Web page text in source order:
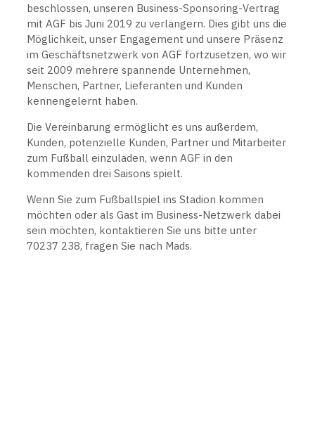
beschlossen, unseren Business-Sponsoring-Vertrag
mit AGF bis Juni 2019 zu verlängern. Dies gibt uns die
Möglichkeit, unser Engagement und unsere Präsenz
im Geschäftsnetzwerk von AGF fortzusetzen, wo wir
seit 2009 mehrere spannende Unternehmen,
Menschen, Partner, Lieferanten und Kunden
kennengelernt haben.
Die Vereinbarung ermöglicht es uns außerdem,
Kunden, potenzielle Kunden, Partner und Mitarbeiter
zum Fußball einzuladen, wenn AGF in den
kommenden drei Saisons spielt.
Wenn Sie zum Fußballspiel ins Stadion kommen
möchten oder als Gast im Business-Netzwerk dabei
sein möchten, kontaktieren Sie uns bitte unter
70237 238, fragen Sie nach Mads.